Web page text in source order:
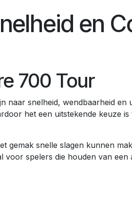
en
700 Tour
naar snelheid, wendbaarheid en
het een uitstekende keuze
gemak snelle slagen kunnen
spelers die houden van een